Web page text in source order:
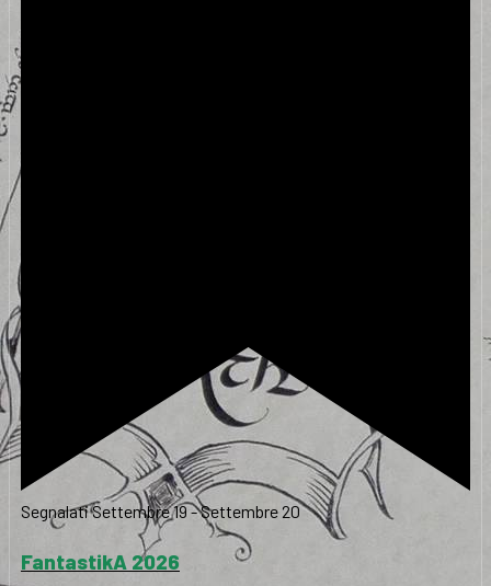
SegnalatiSettembre 19-Settembre 20
FantastikA 2026